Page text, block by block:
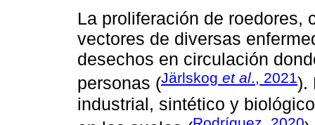
La proliferación de roedores,
vectores de diversas
desechos en circulación
personas (Järlskog et al., 2021).
industrial, sintético y